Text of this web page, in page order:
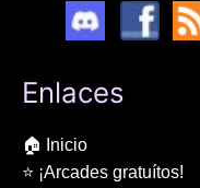
Enlaces
🏠 Inicio
⭐ ¡Arcades gratuítos!